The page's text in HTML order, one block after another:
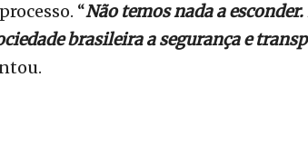
“Não temos nada a
brasileira a segurança e